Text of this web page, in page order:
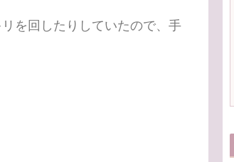
を回したりしていたので、手